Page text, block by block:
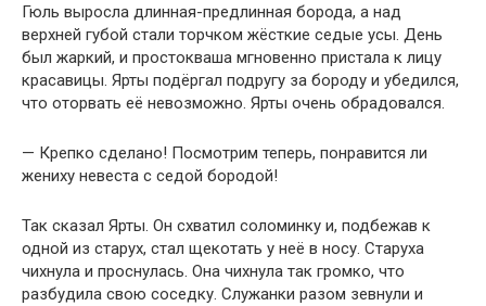
Гюль выросла длинная-предлинная борода, а над
верхней губой стали торчком жёсткие седые усы. День
был жаркий, и простокваша мгновенно пристала к лицу
красавицы. Ярты подёргал подругу за бороду и убедился,
что оторвать её невозможно. Ярты очень обрадовался.
— Крепко сделано! Посмотрим теперь, понравится ли
жениху невеста с седой бородой!
Так сказал Ярты. Он схватил соломинку и, подбежав к
одной из старух, стал щекотать у неё в носу. Старуха
чихнула и проснулась. Она чихнула так громко, что
разбудила свою соседку. Служанки разом зевнули и